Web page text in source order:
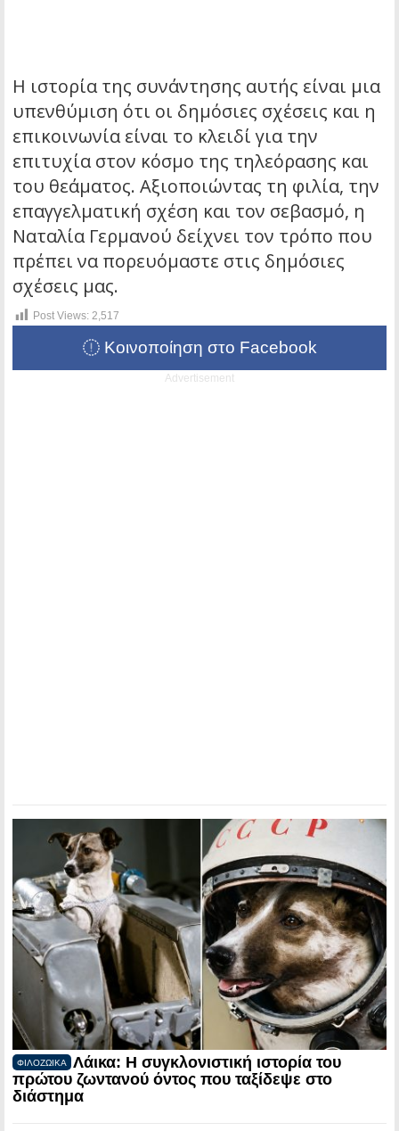
Η ιστορία της συνάντησης αυτής είναι μια
υπενθύμιση ότι οι δημόσιες σχέσεις και η
επικοινωνία είναι το κλειδί για την
επιτυχία στον κόσμο της τηλεόρασης και
του θεάματος. Αξιοποιώντας τη φιλία, την
επαγγελματική σχέση και τον σεβασμό, η
Ναταλία Γερμανού δείχνει τον τρόπο που
πρέπει να πορευόμαστε στις δημόσιες
σχέσεις μας.
Post Views: 2,517
Κοινοποίηση στο Facebook
Advertisement
ΦΙΛΟΖΩΙΚΑ
Λάικα: Η συγκλονιστική ιστορία του
πρώτου ζωντανού όντος που ταξίδεψε στο
διάστημα